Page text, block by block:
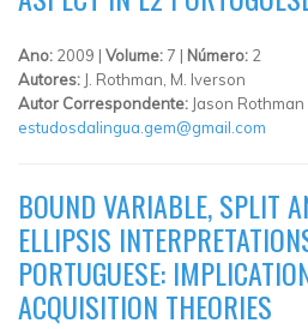
Ano: 2009 | Volume: 7 | Número: 2
Autores: J. Rothman, M. Iverson
Autor Correspondente: Jason Rothman
estudosdalingua.gem@gmail.com
BOUND VARIABLE, SPLIT
ELLIPSIS
PORTUGUESE:
ACQUISITION THEORIES